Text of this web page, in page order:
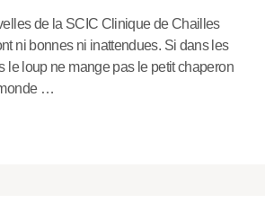
de la SCIC Clinique de Chailles
ni bonnes ni inattendues. Si dans les
le loup ne mange pas le petit chaperon
…